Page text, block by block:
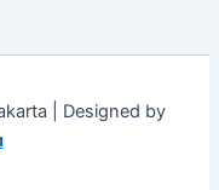
| Designed by